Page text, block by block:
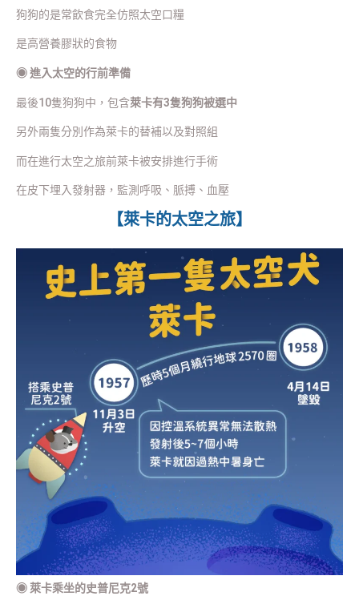
狗狗的是常飲食完全仿照太空口糧
是高營養膠狀的食物
◉進入太空的行前準備
最後10隻狗狗中，包含萊卡有3隻狗狗被選中
另外兩隻分別作為萊卡的替補以及對照組
而在進行太空之旅前萊卡被安排進行手術
在皮下埋入發射器，監測呼吸、脈搏、血壓
【萊卡的太空之旅】
◉ 萊卡乘坐的史普尼克2號